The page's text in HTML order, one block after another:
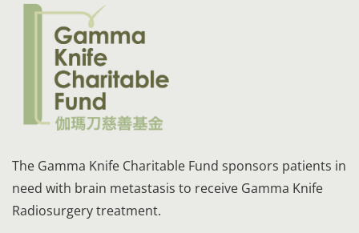
The Gamma Knife Charitable Fund sponsors patients in
need with brain metastasis to receive Gamma Knife
Radiosurgery treatment.